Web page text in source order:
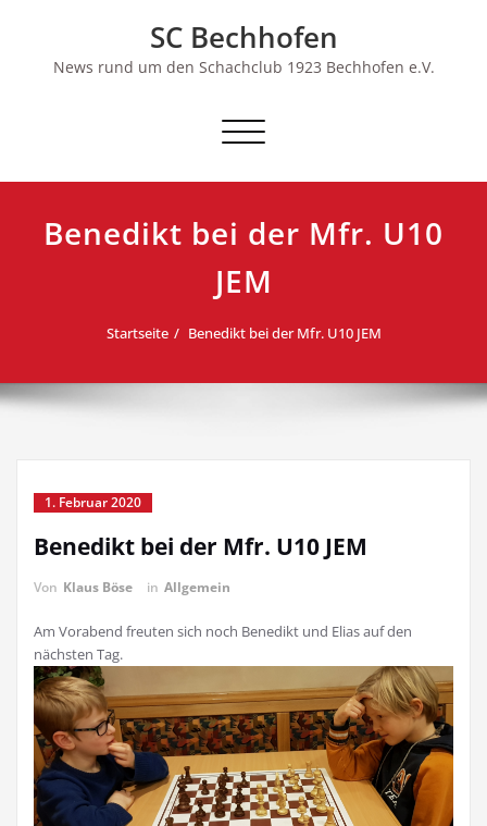
SC Bechhofen
News rund um den Schachclub 1923 Bechhofen e.V.
Schalte
Benedikt bei der Mfr. U10
JEM
Startseite Benedikt bei der Mfr. U10 JEM
1. Februar 2020
Benedikt bei der Mfr. U10 JEM
Von Klaus Böse in Allgemein
Am Vorabend freuten sich noch Benedikt und Elias auf den
nächsten Tag.